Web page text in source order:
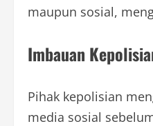
maupun sosial,
Imbauan
Pihak kepolisian
media sosial